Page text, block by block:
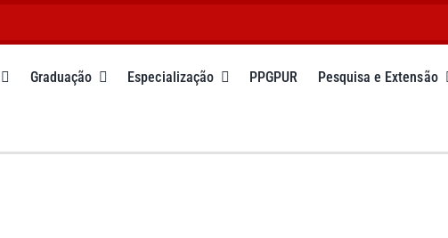
Graduação Especialização PPGPUR Pesquisa e Extensão